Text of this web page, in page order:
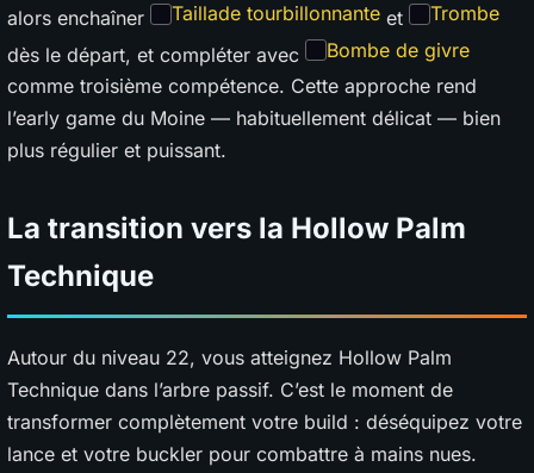
alors enchaîner
Taillade tourbillonnante et
Trombe
dès le départ, et compléter avec
Bombe de givre
comme troisième compétence. Cette approche rend
l’early game du Moine — habituellement délicat — bien
plus régulier et puissant.
La transition vers la Hollow Palm
Technique
Autour du niveau 22, vous atteignez Hollow Palm
Technique dans l’arbre passif. C’est le moment de
transformer complètement votre build : déséquipez votre
lance et votre buckler pour combattre à mains nues.